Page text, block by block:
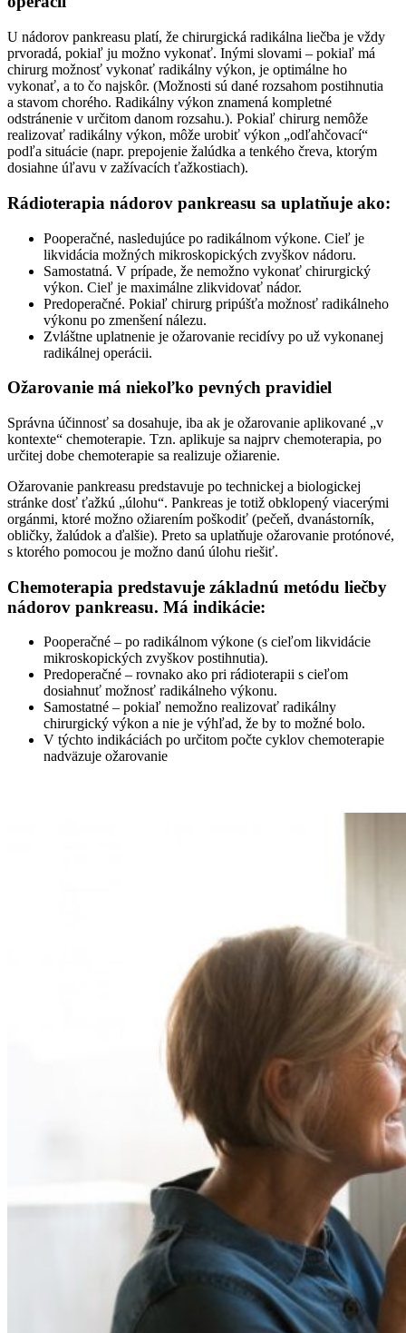
U nádorov pankreasu platí, že chirurgická radikálna liečba je vždy
prvoradá, pokiaľ ju možno vykonať. Inými slovami – pokiaľ má
chirurg možnosť vykonať radikálny výkon, je optimálne ho
vykonať, a to čo najskôr. (Možnosti sú dané rozsahom postihnutia
a stavom chorého. Radikálny výkon znamená kompletné
odstránenie v určitom danom rozsahu.). Pokiaľ chirurg nemôže
realizovať radikálny výkon, môže urobiť výkon „odľahčovací“
podľa situácie (napr. prepojenie žalúdka a tenkého čreva, ktorým
dosiahne úľavu v zažívacích ťažkostiach).
Rádioterapia nádorov pankreasu sa uplatňuje ako:
Pooperačné, nasledujúce po radikálnom výkone. Cieľ je
likvidácia možných mikroskopických zvyškov nádoru.
Samostatná. V prípade, že nemožno vykonať chirurgický
výkon. Cieľ je maximálne zlikvidovať nádor.
Predoperačné. Pokiaľ chirurg pripúšťa možnosť radikálneho
výkonu po zmenšení nálezu.
Zvláštne uplatnenie je ožarovanie recidívy po už vykonanej
radikálnej operácii.
Ožarovanie má niekoľko pevných pravidiel
Správna účinnosť sa dosahuje, iba ak je ožarovanie aplikované „v
kontexte“ chemoterapie. Tzn. aplikuje sa najprv chemoterapia, po
určitej dobe chemoterapie sa realizuje ožiarenie.
Ožarovanie pankreasu predstavuje po technickej a biologickej
stránke dosť ťažkú „úlohu“. Pankreas je totiž obklopený viacerými
orgánmi, ktoré možno ožiarením poškodiť (pečeň, dvanástorník,
obličky, žalúdok a ďalšie). Preto sa uplatňuje ožarovanie protónové,
s ktorého pomocou je možno danú úlohu riešiť.
Chemoterapia predstavuje základnú metódu liečby
nádorov pankreasu. Má indikácie:
Pooperačné – po radikálnom výkone (s cieľom likvidácie
mikroskopických zvyškov postihnutia).
Predoperačné – rovnako ako pri rádioterapii s cieľom
dosiahnuť možnosť radikálneho výkonu.
Samostatné – pokiaľ nemožno realizovať radikálny
chirurgický výkon a nie je výhľad, že by to možné bolo.
V týchto indikáciách po určitom počte cyklov chemoterapie
nadväzuje ožarovanie